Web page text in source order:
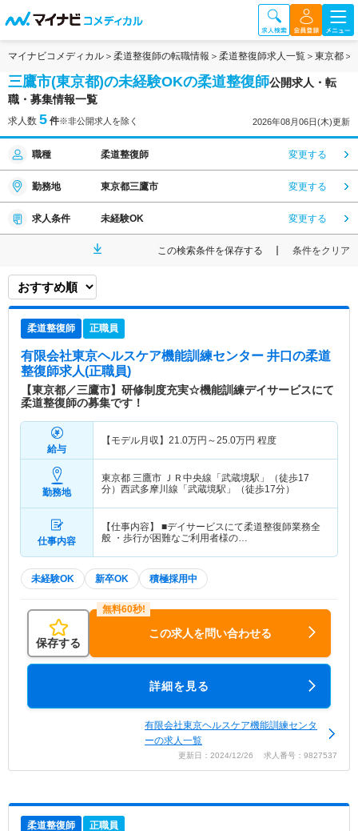
マイナビコメディカル 柔道整復師の転職情報 柔道整復師求人一覧 東京都
三鷹市(東京都)の未経験OKの柔道整復師公開求人・転
職・募集情報一覧
求人数 5 件※非公開求人を除く 2026年08月06日(木)更新
職種 柔道整復師 変更する
勤務地 東京都三鷹市 変更する
求人条件 未経験OK 変更する
この検索条件を保存する 条件をクリア
柔道整復師 正職員
有限会社東京ヘルスケア機能訓練センター 井口 の柔道
整復師求人(正職員)
【東京都／三鷹市】研修制度充実☆機能訓練デイサービスにて
柔道整復師の募集です！
給与
【モデル月収】 21.0万円～25.0万円 程度
勤務地
東京都 三鷹市 ＪＲ中央線「武蔵境駅」（徒歩17
分）西武多摩川線「武蔵境駅」（徒歩17分）
仕事内容
【仕事内容】 ■デイサービスにて柔道整復師業務全
般 ・歩行が困難なご利用者様の…
未経験OK 新卒OK 積極採用中
保存する
この求人を問い合わせる
詳細を見る
有限会社東京ヘルスケア機能訓練センタ
ーの求人一覧
更新日：2024/12/26 求人番号：9827537
柔道整復師 正職員